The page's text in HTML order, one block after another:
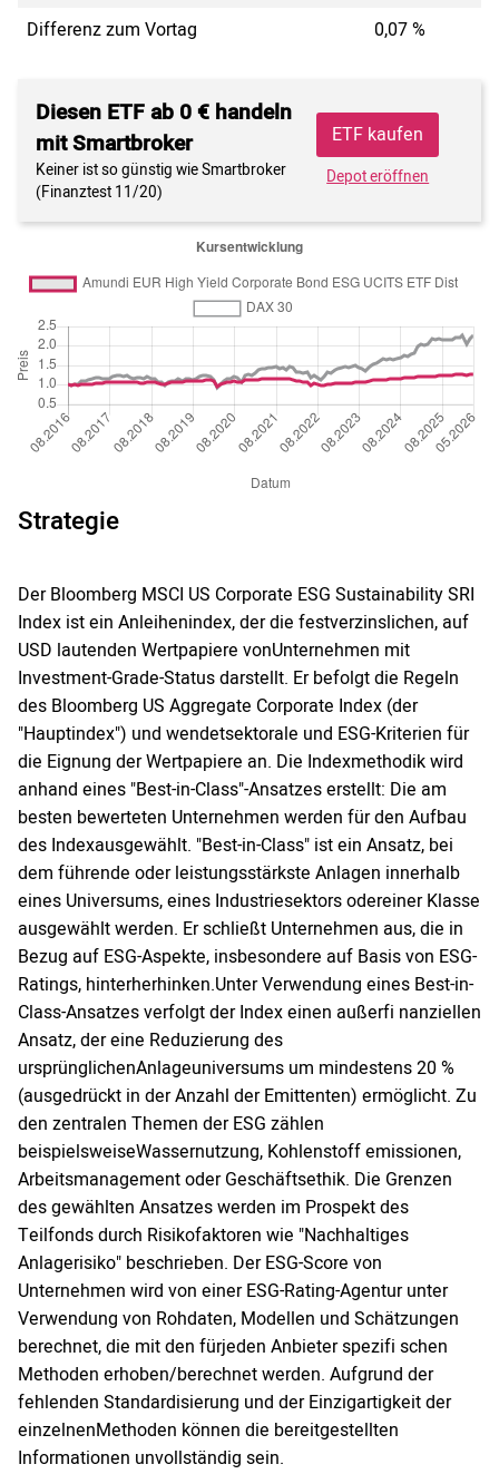
Differenz zum Vortag
0,07 %
Diesen ETF ab 0 € handeln
mit Smartbroker
Keiner ist so günstig wie Smartbroker
(Finanztest 11/20)
ETF kaufen
Depot eröffnen
Strategie
Der Bloomberg MSCI US Corporate ESG Sustainability SRI
Index ist ein Anleihenindex, der die festverzinslichen, auf
USD lautenden Wertpapiere vonUnternehmen mit
Investment-Grade-Status darstellt. Er befolgt die Regeln
des Bloomberg US Aggregate Corporate Index (der
"Hauptindex") und wendetsektorale und ESG-Kriterien für
die Eignung der Wertpapiere an. Die Indexmethodik wird
anhand eines "Best-in-Class"-Ansatzes erstellt: Die am
besten bewerteten Unternehmen werden für den Aufbau
des Indexausgewählt. "Best-in-Class" ist ein Ansatz, bei
dem führende oder leistungsstärkste Anlagen innerhalb
eines Universums, eines Industriesektors odereiner Klasse
ausgewählt werden. Er schließt Unternehmen aus, die in
Bezug auf ESG-Aspekte, insbesondere auf Basis von ESG-
Ratings, hinterherhinken.Unter Verwendung eines Best-in-
Class-Ansatzes verfolgt der Index einen außerfi nanziellen
Ansatz, der eine Reduzierung des
ursprünglichenAnlageuniversums um mindestens 20 %
(ausgedrückt in der Anzahl der Emittenten) ermöglicht. Zu
den zentralen Themen der ESG zählen
beispielsweiseWassernutzung, Kohlenstoff emissionen,
Arbeitsmanagement oder Geschäftsethik. Die Grenzen
des gewählten Ansatzes werden im Prospekt des
Teilfonds durch Risikofaktoren wie "Nachhaltiges
Anlagerisiko" beschrieben. Der ESG-Score von
Unternehmen wird von einer ESG-Rating-Agentur unter
Verwendung von Rohdaten, Modellen und Schätzungen
berechnet, die mit den fürjeden Anbieter spezifi schen
Methoden erhoben/berechnet werden. Aufgrund der
fehlenden Standardisierung und der Einzigartigkeit der
einzelnenMethoden können die bereitgestellten
Informationen unvollständig sein.